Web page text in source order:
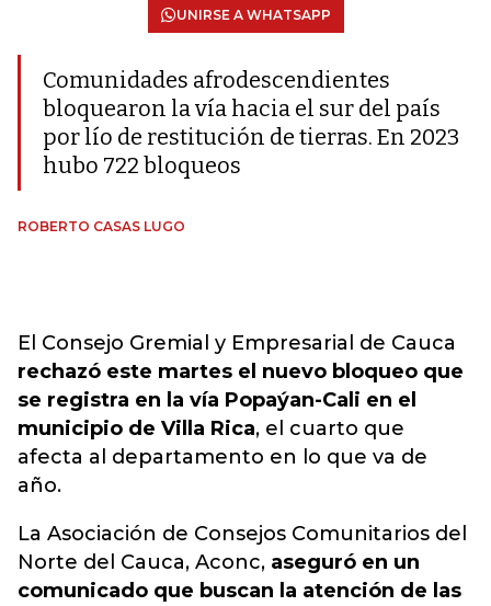
UNIRSE A WHATSAPP
Comunidades afrodescendientes
bloquearon la vía hacia el sur del país
por lío de restitución de tierras. En 2023
hubo 722 bloqueos
ROBERTO CASAS LUGO
El Consejo Gremial y Empresarial de Cauca
rechazó este martes el nuevo bloqueo que
se registra en la vía Popaýan-Cali en el
municipio de Villa Rica, el cuarto que
afecta al departamento en lo que va de
año.
La Asociación de Consejos Comunitarios del
Norte del Cauca, Aconc, aseguró en un
comunicado que buscan la atención de las